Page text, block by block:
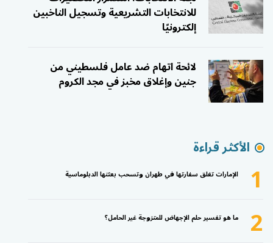
للانتخابات التشريعية وتسجيل الناخبين
إلكترونيًا
لائحة اتهام ضد عامل فلسطيني من
جنين وإغلاق مخبز في مجد الكروم
الأكثر قراءة
1 الإمارات تغلق سفارتها في طهران وتسحب بعثتها الدبلوماسية
2 ما هو تفسير حلم الإجهاض للمتزوجة غير الحامل؟